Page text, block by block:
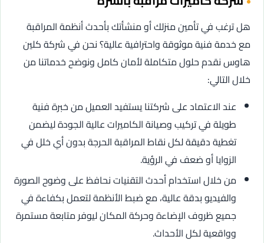
هل ترغب في تأمين منزلك أو منشأتك بأحدث أنظمة المراقبة
مع خدمة فنية موثوقة واحترافية عالية؟ نحن في شركة كلين
هاوس نقدم حلول متكاملة لأمان كامل ونوضح خدماتنا من
خلال التالي:
عند الاعتماد على شركتنا يستفيد العميل من خبرة فنية
طويلة في تركيب وصيانة الكاميرات عالية الجودة ليضمن
تغطية دقيقة لكل نقاط المراقبة الحرجة بدون أي خلل في
الزوايا أو ضعف في الرؤية.
من خلال استخدام أحدث التقنيات نحافظ على وضوح الصورة
والفيديو بدقة عالية، مع ضبط الأنظمة لتعمل بكفاءة في
جميع ظروف الإضاءة وحركة المكان ليوفر متابعة مستمرة
وواقعية لكل الأحداث.